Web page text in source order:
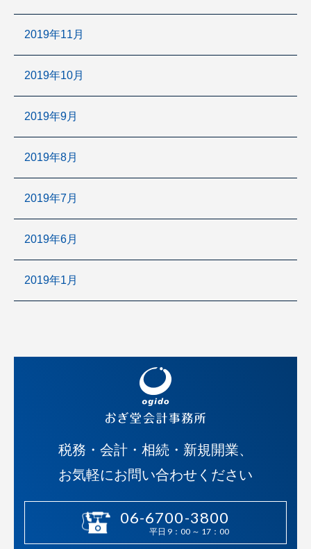
2019年11月
2019年10月
2019年9月
2019年8月
2019年7月
2019年6月
2019年1月
税務・会計・相続・新規開業、
お気軽にお問い合わせください
06-6700-3800
平日 9：00 ～ 17：00